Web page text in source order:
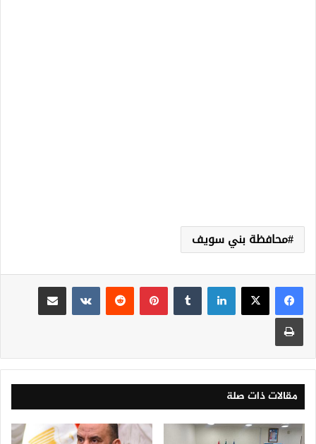
محافظة بني سويف
لينكدإن بينتيريست
مقالات ذات صلة